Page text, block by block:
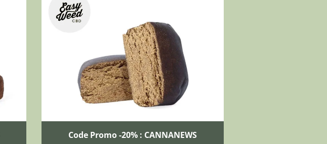
Code Promo -20% : CANNANEWS